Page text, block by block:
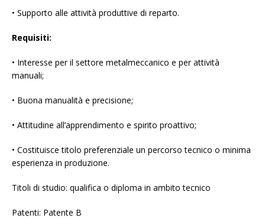
• Supporto alle attività produttive di reparto.
Requisiti:
• Interesse per il settore metalmeccanico e per attività
manuali;
• Buona manualità e precisione;
• Attitudine all’apprendimento e spirito proattivo;
• Costituisce titolo preferenziale un percorso tecnico o minima
esperienza in produzione.
Titoli di studio: qualifica o diploma in ambito tecnico
Patenti: Patente B